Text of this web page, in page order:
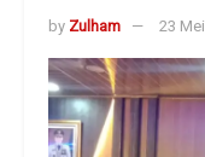
by Zulham 23